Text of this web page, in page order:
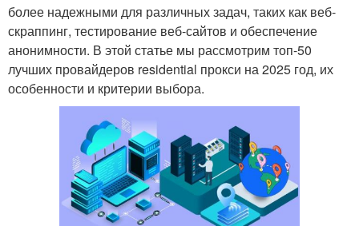
более надежными для различных задач, таких как веб-
скраппинг, тестирование веб-сайтов и обеспечение
анонимности. В этой статье мы рассмотрим топ-50
лучших провайдеров residential прокси на 2025 год, их
особенности и критерии выбора.